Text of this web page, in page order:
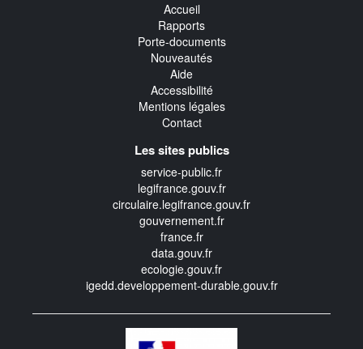
Accueil
Rapports
Porte-documents
Nouveautés
Aide
Accessibilité
Mentions légales
Contact
Les sites publics
service-public.fr
legifrance.gouv.fr
circulaire.legifrance.gouv.fr
gouvernement.fr
france.fr
data.gouv.fr
ecologie.gouv.fr
igedd.developpement-durable.gouv.fr